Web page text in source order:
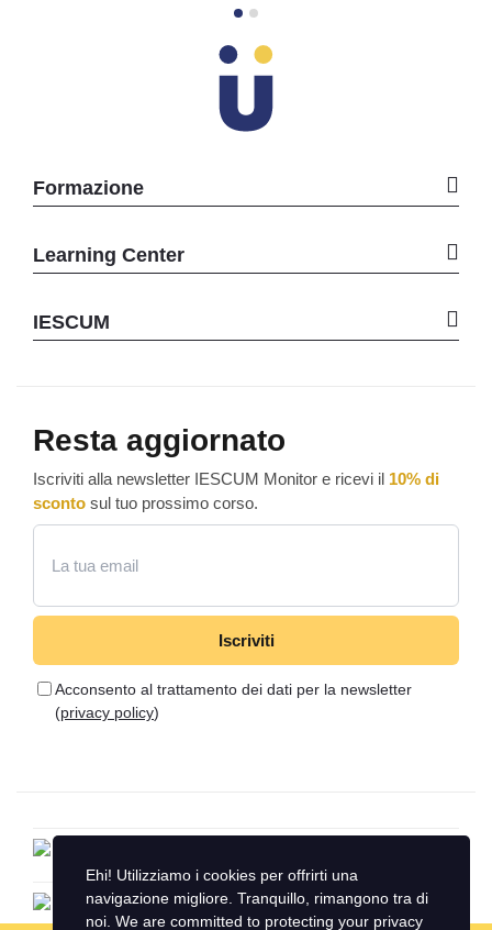
Formazione
Learning Center
IESCUM
Resta aggiornato
Iscriviti alla newsletter IESCUM Monitor e ricevi il 10% di
sconto sul tuo prossimo corso.
Email
Iscriviti
Acconsento al trattamento dei dati per la newsletter
(privacy policy)
Ehi! Utilizziamo i cookies per offrirti una
navigazione migliore. Tranquillo, rimangono tra di
noi. We are committed to protecting your privacy